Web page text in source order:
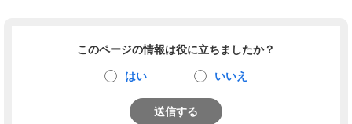
このページの情報は役に立ちましたか？
はい いいえ
送信する